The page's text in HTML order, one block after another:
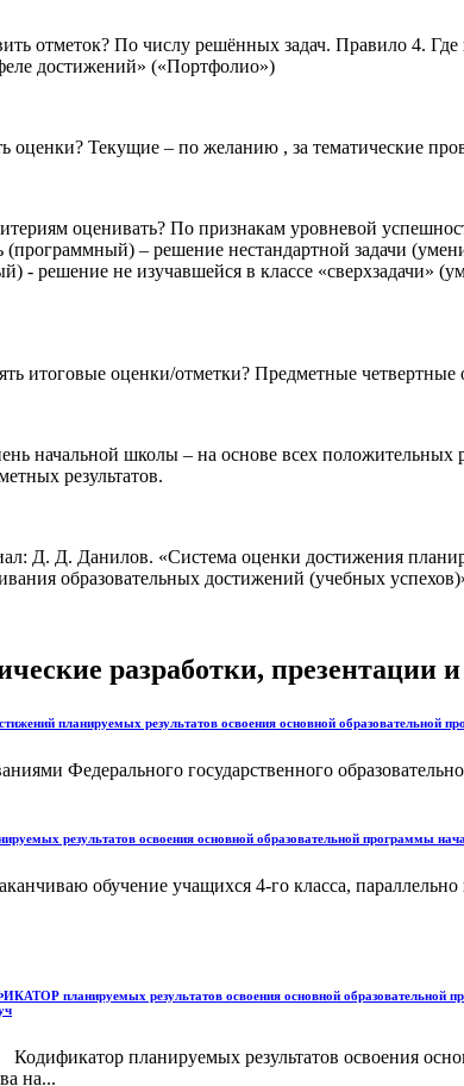
отметок? По числу решённых задач. Правило 4.
достижений» («Портфолио»)
оценки? Текущие – по желанию , за тематические
оценивать? По признакам уровневой
– решение нестандартной задачи
- решение не изучавшейся в классе «сверхзадачи»
итоговые оценки/отметки? Предметные
начальной школы – на основе всех
результатов.
Д. Д. Данилов. «Система оценки достижения
образовательных достижений (учебных
разработки, презентации
планируемых результатов освоения основной образовательной
Федерального государственного
результатов освоения основной образовательной программы
обучение учащихся 4-го класса,
результатов освоения основной образовательной
планируемых результатов освоения
на...